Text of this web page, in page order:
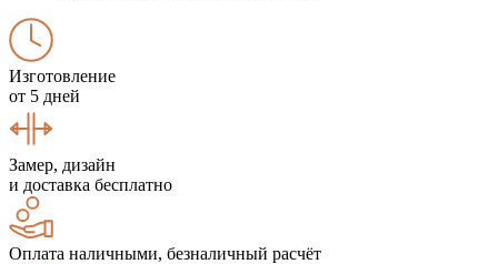
Изготовление
от 5 дней
Замер, дизайн
и доставка бесплатно
Оплата наличными, безналичный расчёт